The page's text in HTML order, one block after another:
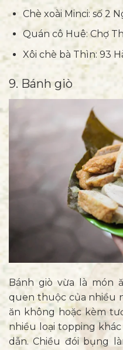
Chè xoài Minci: số 2
Quán cô Huê: Chợ
Xôi chè bà Thìn: 93
9. Bánh giò
Bánh giò vừa là món
quen thuộc của nhiều
ăn không hoặc kèm
nhiều loại topping
dẫn. Chiều đói bụng